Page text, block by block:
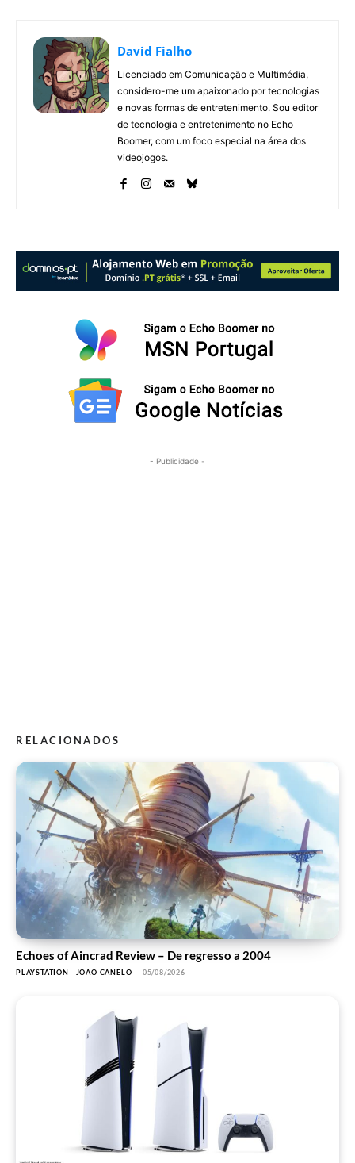
David Fialho
Licenciado em Comunicação e Multimédia,
considero-me um apaixonado por tecnologias
e novas formas de entretenimento. Sou editor
de tecnologia e entretenimento no Echo
Boomer, com um foco especial na área dos
videojogos.
- Publicidade -
RELACIONADOS
Echoes of Aincrad Review – De regresso a 2004
PLAYSTATION JOÃO CANELO - 05/08/2026